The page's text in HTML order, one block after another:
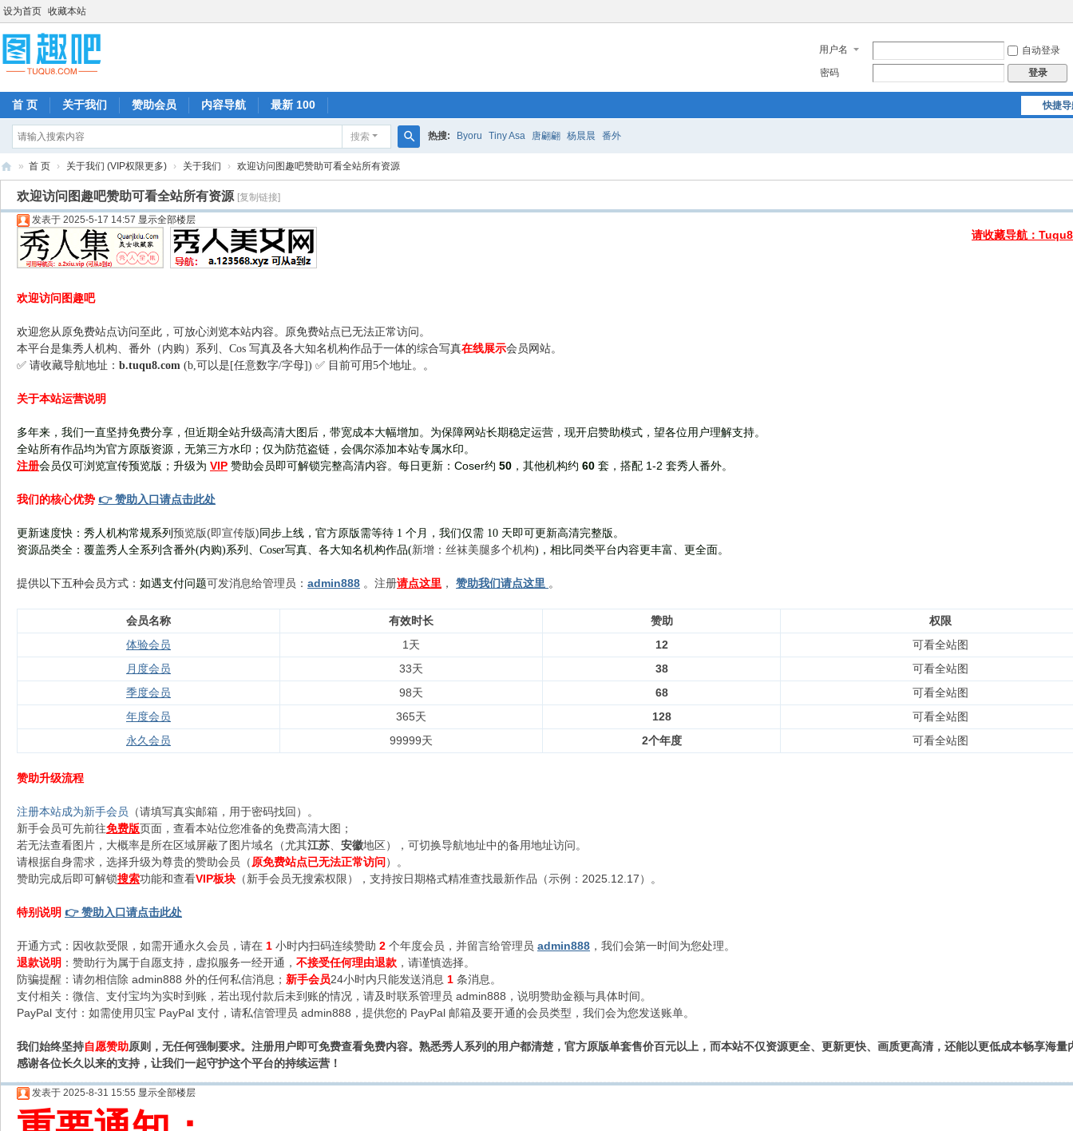
设为首页 收藏本站
用户名
自动登录
密码
登录
快捷
首 页 关于我们 赞助会员 内容导航 最新 100
搜索
索
热搜: Byoru Tiny Asa 唐翩翩 杨晨晨 番外
趣
» 首 页 › 关于我们 (VIP权限更多) › 关于我们 › 欢迎访问图趣吧赞助可看全站所有资源
欢迎访问图趣吧赞助可看全站所有资源 [复制链接]
发表于 2025-5-17 14:57 显示全部楼层
请收藏导航：
欢迎访问图趣吧
欢迎您从原免费站点访问至此，可放心浏览本站内容。原免费站点已无法正常访问。
本平台是集秀人机构、番外（内购）系列、Cos 写真及各大知名机构作品于一体的综合写真在线展示会员网站。
✅ 请收藏导航地址： b.tuqu8.com (b,可以是[任意数字/字母]) ✅ 目前可用5个地址。。
关于本站运营说明
多年来，我们一直坚持免费分享，但近期全站升级高清大图后，带宽成本大幅增加。为保障网站长期稳定运营，现开启赞助模式，望各位用户理解支持。
全站所有作品均为官方原版资源，无第三方水印；仅为防范盗链，会偶尔添加本站专属水印。
注册会员仅可浏览宣传预览版 ； 升级为 VIP 赞助会员即可解锁完整高清内容。每日更新： Coser约 50 ，其他机构约 60 套， 搭配 1-2 套秀人番外。
我们的核心优势 👉 赞助入口请点击此处
更新速度快：秀人机构常规系列 预览版(即宣传版) 同步上线，官方原版需等待 1 个月，我们仅需 10 天即可更新高清完整版。
资源品类全：覆盖秀人全系列含番外(内购)系列、Coser写真、各大知名机构作品(新增：丝袜美腿多个机构)，相比同类平台内容更丰富、更全面。
提供以下五种会员方式： 如遇支付问题可发消息给管理员： admin888 。注册请点这里 ， 赞助我们请点这里 。
会员名称 有效时长 赞助
权限
体验会员
1天 12
可看全站图
月度会员
33天 38
可看全站图
季度会员
98天 68
可看全站图
年度会员
365天 128
可看全站图
永久会员
99999天 2个年度 可看全站图
赞助升级流程
注册本站成为新手会员 （请填写真实邮箱，用于密码找回）。
新手会员可先前往免费版页面，查看本站位您准备的免费高清大图；
若无法查看图片，大概率是所在区域屏蔽了图片域名（尤其江苏 安徽地区），可切换导航地址中的备用地址访问。
请根据自身需求，选择升级为尊贵的赞助会员（原免费站点已无法正常访问 ）。
赞助完成后即可解锁搜索功能和查看VIP板块 （新手会员无搜索权限），支持按日期格式精准查找最新作品（示例：2025.12.17）。
特别说明 👉 赞助入口请点击此处
开通方式：因收款受限，如需开通永久会员，请在 1 小时内扫码连续赞助 2 个年度会员，并留言给管理员 admin888 ，我们会第一时间为您处理。
退款说明 ：赞助行为属于自愿支持，虚拟服务一经开通， 不接受任何理由退款 ，请谨慎选择。
防骗提醒：请勿相信除 admin888 外的任何私信消息； 新手会员24小时内只能发送消息 1 条消息。
支付相关：微信、支付宝均为实时到账，若出现付款后未到账的情况，请及时联系管理员 admin888，说明赞助金额与具体时间。
PayPal 支付：如需使用贝宝 PayPal 支付，请私信管理员 admin888，提供您的 PayPal 邮箱及要开通的会员类型，我们会为您发送账单。
我们始终坚持自愿赞助原则，无任何强制要求。注册用户即可免费查看免费内容。熟悉秀人系列的用户都清楚，官方原版单套售价百元以上，而本站不仅资源更全、更新更快、画质更高清，还能以更低成本畅享海量
感谢各位长久以来的支持，让我们一起守护这个平台的持续运营！
发表于 2025-8-31 15:55 显示全部楼层